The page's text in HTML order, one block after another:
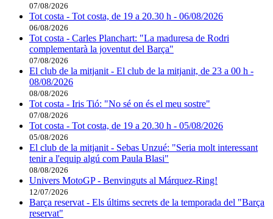
07/08/2026
Tot costa - Tot costa, de 19 a 20.30 h - 06/08/2026
06/08/2026
Tot costa - Carles Planchart: "La maduresa de Rodri
complementarà la joventut del Barça"
07/08/2026
El club de la mitjanit - El club de la mitjanit, de 23 a 00 h -
08/08/2026
08/08/2026
Tot costa - Iris Tió: "No sé on és el meu sostre"
07/08/2026
Tot costa - Tot costa, de 19 a 20.30 h - 05/08/2026
05/08/2026
El club de la mitjanit - Sebas Unzué: "Seria molt interessant
tenir a l'equip algú com Paula Blasi"
08/08/2026
Univers MotoGP - Benvinguts al Márquez-Ring!
12/07/2026
Barça reservat - Els últims secrets de la temporada del "Barça
reservat"